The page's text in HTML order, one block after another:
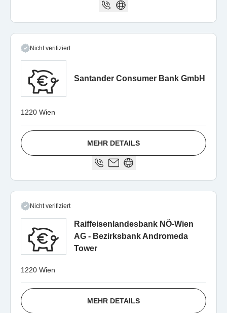
Nicht verifiziert
Santander Consumer Bank GmbH
1220 Wien
MEHR DETAILS
Nicht verifiziert
Raiffeisenlandesbank NÖ-Wien
AG - Bezirksbank Andromeda
Tower
1220 Wien
MEHR DETAILS